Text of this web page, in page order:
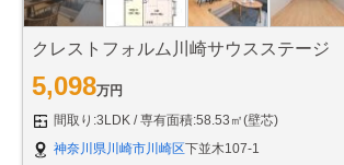
クレストフォルム川崎サウスステージ
5,098万円
間取り:3LDK
専有面積:58.53㎡(壁芯)
神奈川県川崎市川崎区下並木107-1